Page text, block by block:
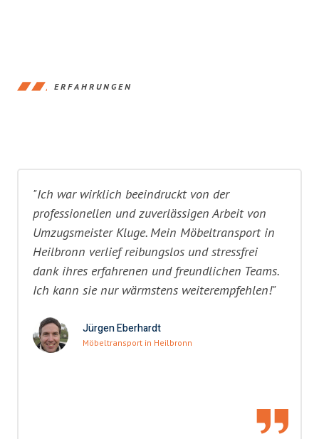
ERFAHRUNGEN
"Ich war wirklich beeindruckt von der
professionellen und zuverlässigen Arbeit von
Umzugsmeister Kluge. Mein Möbeltransport in
Heilbronn verlief reibungslos und stressfrei
dank ihres erfahrenen und freundlichen Teams.
Ich kann sie nur wärmstens weiterempfehlen!"
Jürgen Eberhardt
Möbeltransport in Heilbronn